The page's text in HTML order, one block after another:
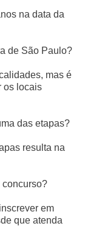
na data da
de São Paulo?
mas é
os locais
das etapas?
resulta na
concurso?
em
que atenda